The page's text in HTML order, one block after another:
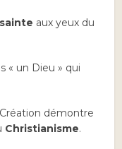
sainte aux yeux du
« un Dieu » qui
démontre
Christianisme.